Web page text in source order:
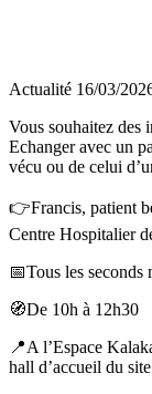
Actualité 16/03/
Vous souhaitez des
Echanger avec un
vécu ou de celui
👉Francis, patient
Centre Hospitalier
📅Tous les seconds
🧭De 10h à 12h30
📍A l’Espace
hall d’accueil du